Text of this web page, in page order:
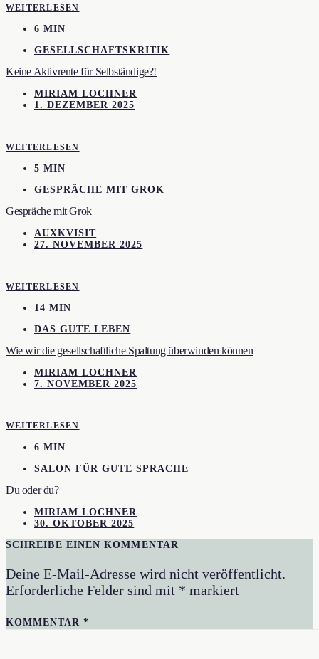
WEITERLESEN
6 MIN
GESELLSCHAFTSKRITIK
Keine Aktivrente für Selbständige?!
MIRIAM LOCHNER
1. DEZEMBER 2025
WEITERLESEN
5 MIN
GESPRÄCHE MIT GROK
Gespräche mit Grok
AUXKVISIT
27. NOVEMBER 2025
WEITERLESEN
14 MIN
DAS GUTE LEBEN
Wie wir die gesellschaftliche Spaltung überwinden können
MIRIAM LOCHNER
7. NOVEMBER 2025
WEITERLESEN
6 MIN
SALON FÜR GUTE SPRACHE
Du oder du?
MIRIAM LOCHNER
30. OKTOBER 2025
SCHREIBE EINEN KOMMENTAR
Deine E-Mail-Adresse wird nicht veröffentlicht.
Erforderliche Felder sind mit * markiert
KOMMENTAR*